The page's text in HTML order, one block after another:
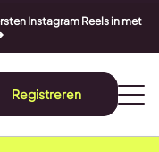
Instagram Reels in met
Registreren